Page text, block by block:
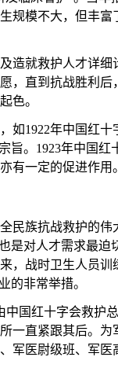
规模不大，但丰
造就救护人才详细
，直到抗战胜利后
色。
如1922年中国红十
旨。 1923年中国红
有一定的促进作用。
民族抗战救护的
是对人才需求最迫
，战时卫生人员
的非常举措。
中国红十字会救护
一直紧跟其后。
军医尉级班、军